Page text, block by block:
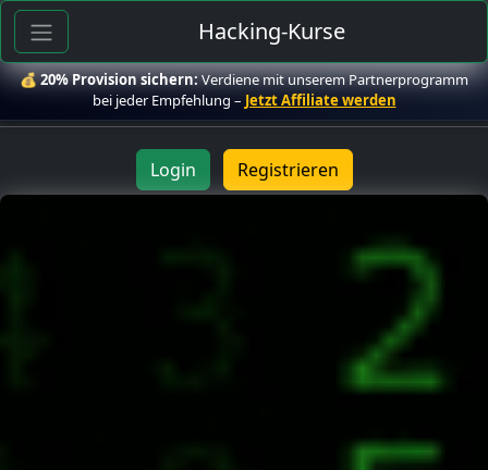
Hacking-Kurse
💰20% Provision sichern:Verdiene mit unserem Partnerprogramm
bei jeder Empfehlung – Jetzt Affiliate werden
Login Registrieren